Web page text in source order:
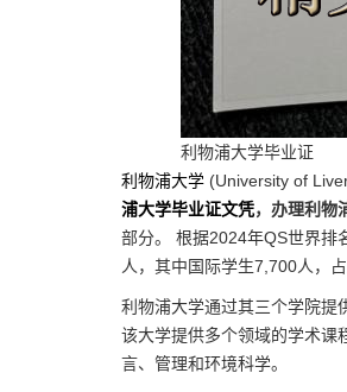
利物浦大学毕业证
利物浦大学 (University of
浦大学毕业证文凭，办理利物
部分。 根据2024年QS世界排
人，其中国际学生7,700人，
利物浦大学通过其三个学院提
该大学提供多个领域的学术课
言、管理和环境科学。